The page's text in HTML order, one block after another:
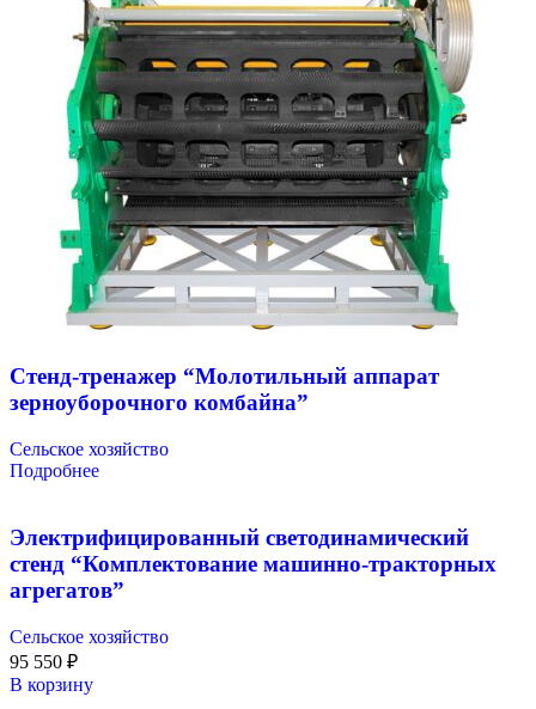
Стенд-тренажер “Молотильный аппарат
зерноуборочного комбайна”
Сельское хозяйство
Подробнее
Электрифицированный светодинамический
стенд “Комплектование машинно-тракторных
агрегатов”
Сельское хозяйство
95 550 ₽
В корзину